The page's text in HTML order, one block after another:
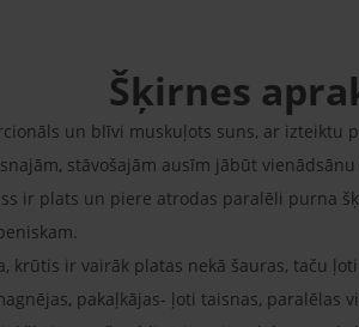
Šķirnes
un blīvi muskuļots suns, ar izteiktu
stāvošajām ausīm jābūt
ir plats un piere atrodas paralēli purna
krūtis ir vairāk platas nekā šauras, taču
pakaļkājas- ļoti taisnas, paralēlas